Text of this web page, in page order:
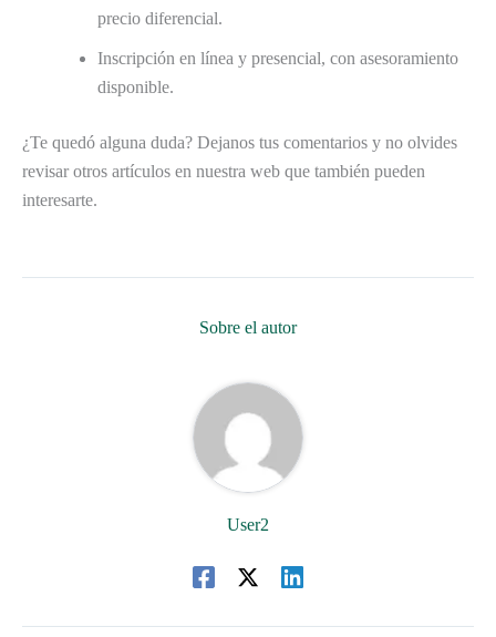
precio diferencial.
Inscripción en línea y presencial, con asesoramiento
disponible.
¿Te quedó alguna duda? Dejanos tus comentarios y no olvides
revisar otros artículos en nuestra web que también pueden
interesarte.
Sobre el autor
User2